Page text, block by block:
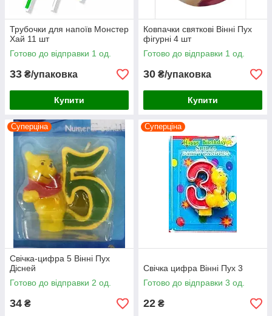
Трубочки для напоїв Монстер
Хай 11 шт
Готово до відправки 1 од.
33 ₴/упаковка
Купити
Ковпачки святкові Вінні Пух
фігурні 4 шт
Готово до відправки 1 од.
30 ₴/упаковка
Купити
Суперціна
Свічка-цифра 5 Вінні Пух
Дісней
Готово до відправки 2 од.
34 ₴
Суперціна
Свічка цифра Вінні Пух 3
Готово до відправки 3 од.
22 ₴